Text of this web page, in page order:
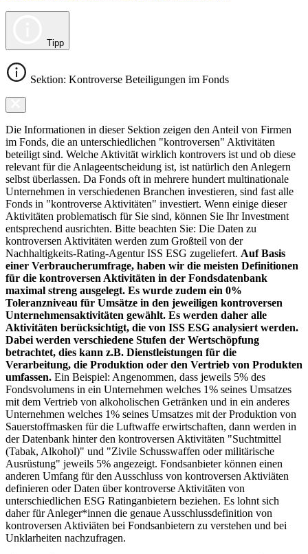
Tipp
Sektion: Kontroverse Beteiligungen im Fonds
Die Informationen in dieser Sektion zeigen den Anteil von Firmen
im Fonds, die an unterschiedlichen "kontroversen" Aktivitäten
beteiligt sind. Welche Aktivität wirklich kontrovers ist und ob diese
relevant für die Anlageentscheidung ist, ist natürlich den Anlegern
selbst überlassen. Da Fonds oft in mehrere hundert multinationale
Unternehmen in verschiedenen Branchen investieren, sind fast alle
Fonds in "kontroverse Aktivitäten" investiert. Wenn einige dieser
Aktivitäten problematisch für Sie sind, können Sie Ihr Investment
entsprechend ausrichten. Bitte beachten Sie: Die Daten zu
kontroversen Aktivitäten werden zum Großteil von der
Nachhaltigkeits-Rating-Agentur ISS ESG zugeliefert. Auf Basis
einer Verbraucherumfrage, haben wir die meisten Definitionen
für die kontroversen Aktivitäten in der Fondsdatenbank
maximal streng ausgelegt. Es wurde zudem ein 0%
Toleranzniveau für Umsätze in den jeweiligen kontroversen
Unternehmensaktivitäten gewählt. Es werden daher alle
Aktivitäten berücksichtigt, die von ISS ESG analysiert werden.
Dabei werden verschiedene Stufen der Wertschöpfung
betrachtet, dies kann z.B. Dienstleistungen für die
Verarbeitung, die Produktion oder den Vertrieb von Produkten
umfassen. Ein Beispiel: Angenommen, dass jeweils 5% des
Fondsvolumens in ein Unternehmen welches 1% seines Umsatzes
mit dem Vertrieb von alkoholischen Getränken und in ein anderes
Unternehmen welches 1% seines Umsatzes mit der Produktion von
Sauerstoffmasken für die Luftwaffe erwirtschaften, dann werden in
der Datenbank hinter den kontroversen Aktivitäten "Suchtmittel
(Tabak, Alkohol)" und "Zivile Schusswaffen oder militärische
Ausrüstung" jeweils 5% angezeigt. Fondsanbieter können einen
anderen Umfang für den Ausschluss von kontroversen Aktiviäten
definieren oder Daten über kontroverse Aktivitäten von
unterschiedlichen ESG Ratinganbietern beziehen. Es lohnt sich
daher für Anleger*innen die genaue Ausschlussdefinition von
kontroversen Aktiviäten bei Fondsanbietern zu verstehen und bei
Unklarheiten nachzufragen.